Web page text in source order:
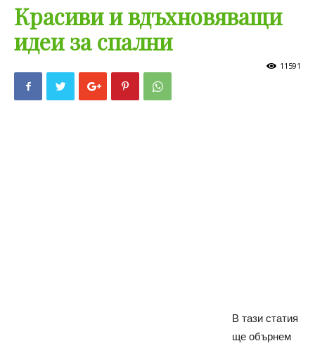
Красиви и вдъхновяващи
идеи за спални
11591
В тази статия
ще обърнем